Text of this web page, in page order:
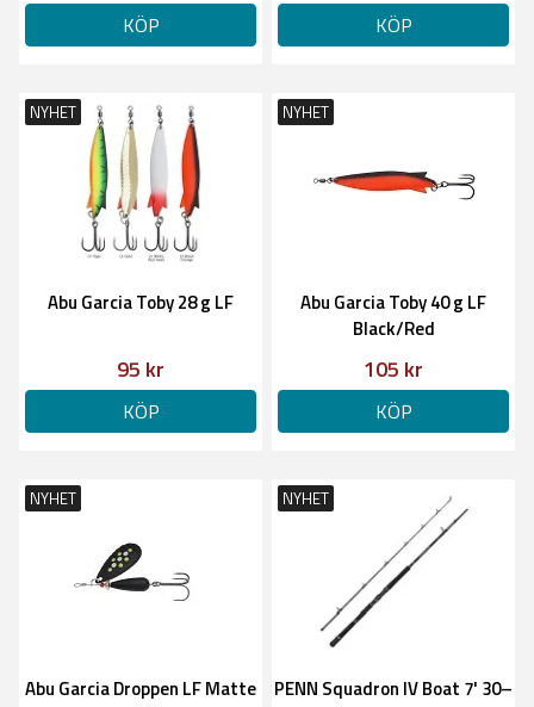
KÖP KÖP
NYHET
Abu Garcia Toby 28 g LF
95 kr
KÖP
NYHET
Abu Garcia Toby 40 g LF
Black/Red
105 kr
KÖP
NYHET
Abu Garcia Droppen LF Matte
NYHET
PENN Squadron IV Boat 7' 30–